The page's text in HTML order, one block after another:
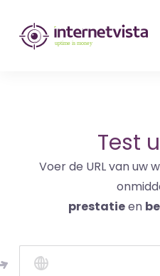
internetvista
monitoring
en
internetdiensten
Uptime
is
money
Test
Voer de URL van uw
prestatieen